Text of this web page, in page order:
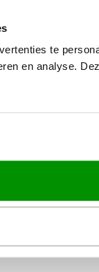
te
en analyse.